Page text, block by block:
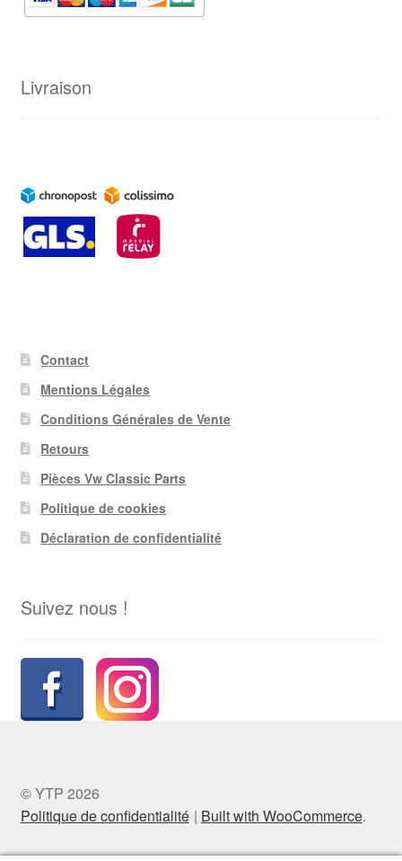
Livraison
Contact
Mentions Légales
Conditions Générales de Vente
Retours
Pièces Vw Classic Parts
Politique de cookies
Déclaration de confidentialité
Suivez nous !
© YTP 2026
Politique de confidentialité
Built with WooCommerce.